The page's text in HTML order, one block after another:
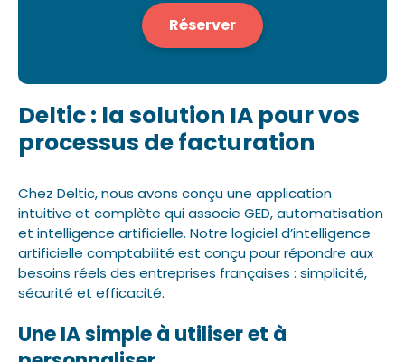
Réserver
Deltic : la solution IA pour vos
processus de facturation
Chez Deltic, nous avons conçu une application
intuitive et complète qui associe GED, automatisation
et intelligence artificielle. Notre logiciel d’intelligence
artificielle comptabilité est conçu pour répondre aux
besoins réels des entreprises françaises : simplicité,
sécurité et efficacité.
Une IA simple à utiliser et à